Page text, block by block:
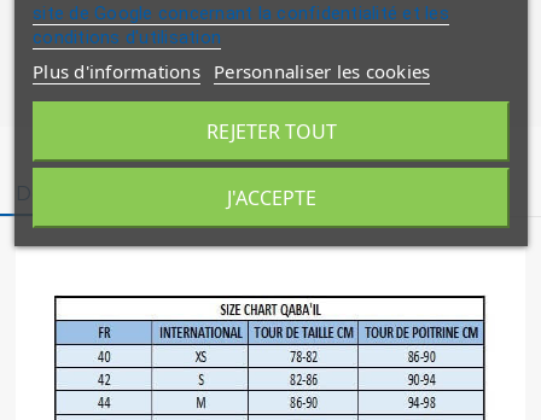
Description Détails du produit
site de Google concernant la confidentialité et les
conditions d'utilisation
Plus d'informations Personnaliser les cookies
REJETER TOUT
J'ACCEPTE